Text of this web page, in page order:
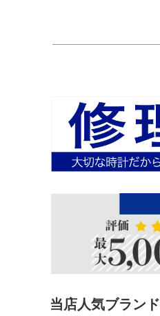
当店人気ブランド